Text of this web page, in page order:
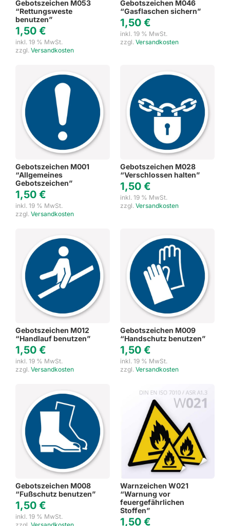
Gebotszeichen M053
“Rettungsweste
benutzen”
1,50 €
inkl. 19 % MwSt.
zzgl. Versandkosten
Gebotszeichen M046
“Gasflaschen sichern”
1,50 €
inkl. 19 % MwSt.
zzgl. Versandkosten
Gebotszeichen M001
“Allgemeines
Gebotszeichen”
1,50 €
inkl. 19 % MwSt.
zzgl. Versandkosten
Gebotszeichen M028
“Verschlossen halten”
1,50 €
inkl. 19 % MwSt.
zzgl. Versandkosten
Gebotszeichen M012
“Handlauf benutzen”
1,50 €
inkl. 19 % MwSt.
zzgl. Versandkosten
Gebotszeichen M009
“Handschutz benutzen”
1,50 €
inkl. 19 % MwSt.
zzgl. Versandkosten
Gebotszeichen M008
“Fußschutz benutzen”
1,50 €
inkl. 19 % MwSt.
Warnzeichen W021
“Warnung vor
feuergefährlichen
Stoffen”
1,50 €